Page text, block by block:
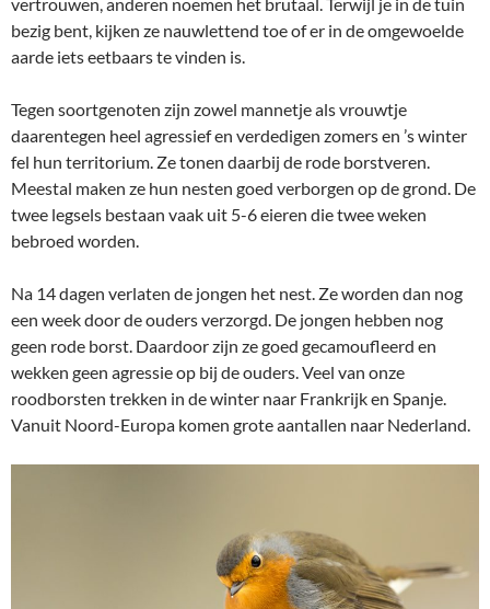
bezig bent, kijken ze nauwlettend toe of er in de omgewoelde
aarde iets eetbaars te vinden is.
Tegen soortgenoten zijn zowel mannetje als vrouwtje
daarentegen heel agressief en verdedigen zomers en ’s winter
fel hun territorium. Ze tonen daarbij de rode borstveren.
Meestal maken ze hun nesten goed verborgen op de grond. De
twee legsels bestaan vaak uit 5-6 eieren die twee weken
bebroed worden.
Na 14 dagen verlaten de jongen het nest. Ze worden dan nog
een week door de ouders verzorgd. De jongen hebben nog
geen rode borst. Daardoor zijn ze goed gecamoufleerd en
wekken geen agressie op bij de ouders. Veel van onze
roodborsten trekken in de winter naar Frankrijk en Spanje.
Vanuit Noord-Europa komen grote aantallen naar Nederland.